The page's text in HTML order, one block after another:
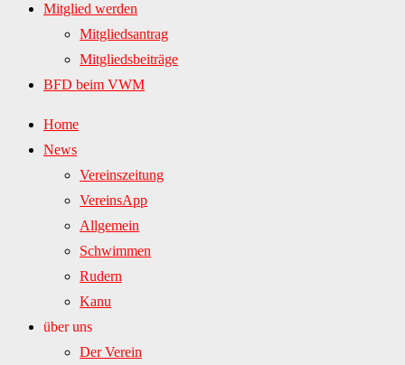
Mitglied werden
Mitgliedsantrag
Mitgliedsbeiträge
BFD beim VWM
Home
News
Vereinszeitung
VereinsApp
Allgemein
Schwimmen
Rudern
Kanu
über uns
Der Verein